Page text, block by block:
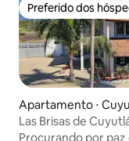
Preferido dos
Preferido dos
Apartamento ⋅
Las Brisas de
andar térreo
Procurando por